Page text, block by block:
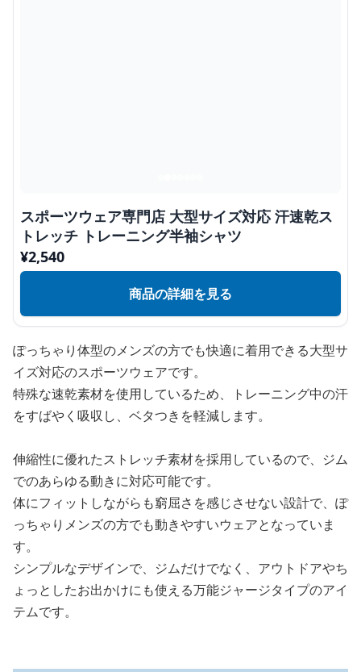
スポーツウェア専門店 大型サイズ対応 汗速乾ス
トレッチ トレーニング半袖シャツ
¥2,540
商品の詳細を見る
ぽっちゃり体型のメンズの方でも快適に着用できる大型サ
イズ対応のスポーツウェアです。
特殊な速乾素材を使用しているため、トレーニング中の汗
をすばやく吸収し、ベタつきを軽減します。
伸縮性に優れたストレッチ素材を採用しているので、ジム
でのあらゆる動きに対応可能です。
体にフィットしながらも窮屈さを感じさせない設計で、ぽ
っちゃりメンズの方でも動きやすいウェアとなっていま
す。
シンプルなデザインで、ジムだけでなく、アウトドアやち
ょっとしたお出かけにも使える万能ジャージタイプのアイ
テムです。